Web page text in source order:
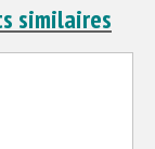
similaires